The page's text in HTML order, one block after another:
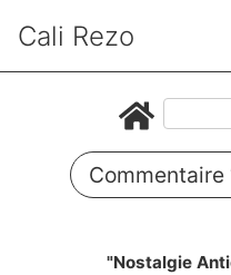
Cali Rezo
Commentaire
"Nostalgie